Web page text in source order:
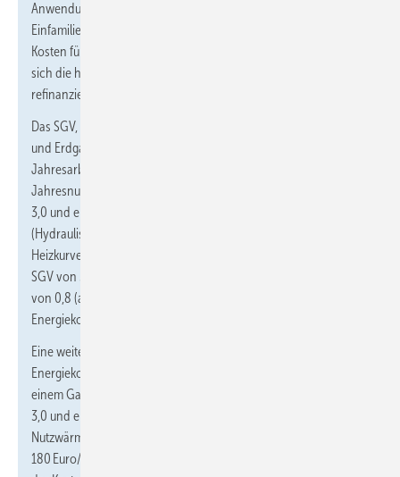
Anwendungsfall: Für ein typisches selbstgenutztes
Einfamilienhaus kann ein SGV von 2,5 signalisieren, dass die
Kosten für den Wärmepumpenstrom so viel geringer sind, dass
sich die höheren Investitionskosten in der Nutzungsdauer
refinanzieren können.
Das SGV, bei dem die jährlichen Kosten für Wärmepumpenstrom
und Erdgas gleich groß sind, ergibt sich aus dem Verhältnis
Jahresarbeitszahl (JAZ) der Wärmepumpe und dem
Jahresnutzungsgrad (JNG) der Gas-Heizung. Für eine JAZ von
3,0 und einen JNG von 0,93 für eine neue Gas-Heizung
(Hydraulischer Abgleich, objektspezifische
Heizkurveneinstellung) ist Energiekostengleichheit bei einem
SGV von 3,23 gegeben. Bei einer JAZ von 4,0 und einem JNG
von 0,8 (alter Gas-Niedertemperatur-Heizkessel) beträgt das
Energiekostengleichheits-SGV bereits 5,0.
Eine weitere SGV-Eigenschaft: Die absolute Differenz der
Energiekosten ist auch von der Energiemenge abhängig. Bei
einem Gaspreis von 8 Ct/kWh, einem SGV von 2,5, einer JAZ von
3,0 und einem JNG von 0,93 ergibt sich bei einem
Nutzwärmebedarf von 10 000 kWh/a ein Kostenvorteil von
180 Euro/a. Bei einem Nutzwärmebedarf von 30 000 kWh/a wird